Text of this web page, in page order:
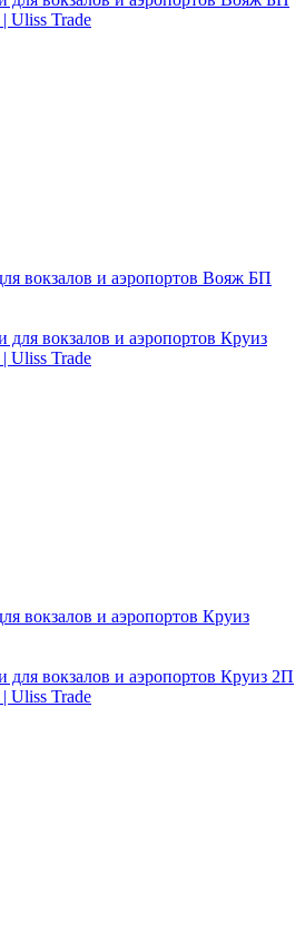
вокзалов и аэропортов Вояж БП
вокзалов и аэропортов Круиз